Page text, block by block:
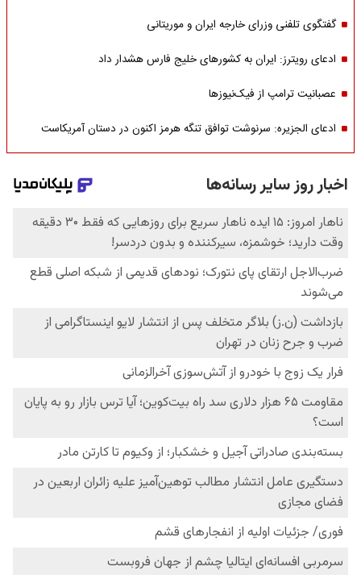
گفتگوی تلفنی وزرای خارجه ایران و موریتانی
ادعای رویترز: ایران به کشورهای خلیج فارس هشدار داد
عصبانیت ترامپ از فیک‌نیوزها
ادعای الجزیره: سرنوشت توافق تنگه هرمز اکنون در دستان آمریکاست